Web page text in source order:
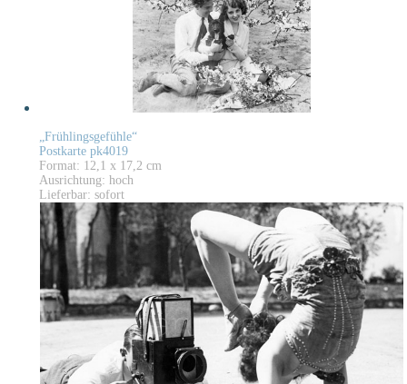
„Frühlingsgefühle“
Postkarte pk4019
Format: 12,1 x 17,2 cm
Ausrichtung: hoch
Lieferbar: sofort